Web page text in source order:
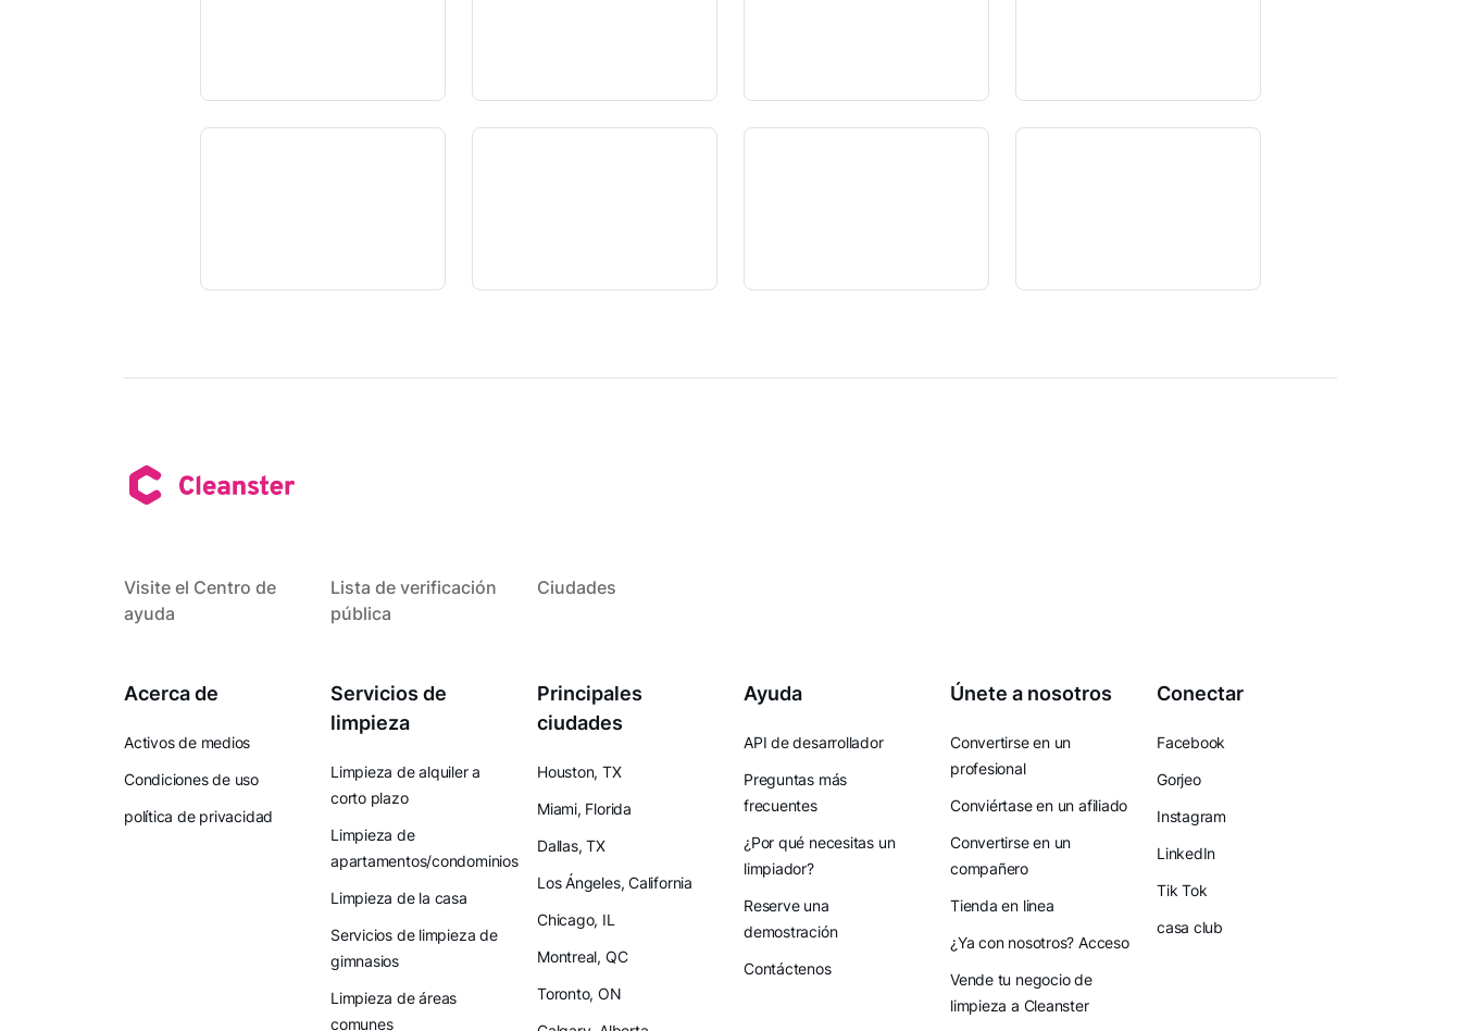
Visite el Centro de
ayuda
Lista de verificación
pública
Ciudades
Acerca de
Activos de medios
Condiciones de uso
política de privacidad
Servicios de
limpieza
Limpieza de alquiler a
corto plazo
Limpieza de
apartamentos/condominios
Limpieza de la casa
Servicios de limpieza de
gimnasios
Limpieza de áreas
comunes
Principales
ciudades
Houston, TX
Miami, Florida
Dallas, TX
Los Ángeles, California
Chicago, IL
Montreal, QC
Toronto, ON
Ayuda
API de desarrollador
Preguntas más
frecuentes
¿Por qué necesitas un
limpiador?
Reserve una
demostración
Contáctenos
Únete a nosotros
Convertirse en un
profesional
Conviértase en un afiliado
Convertirse en un
compañero
Tienda en linea
¿Ya con nosotros? Acceso
Vende tu negocio de
limpieza a Cleanster
Conectar
Facebook
Gorjeo
Instagram
LinkedIn
Tik Tok
casa club